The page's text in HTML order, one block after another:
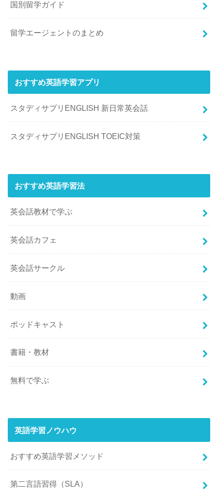
国別留学ガイド
留学エージェントのまとめ
おすすめ英語学習アプリ
スタディサプリENGLISH 新日常英会話
スタディサプリENGLISH TOEIC対策
おすすめ英語学習法
英会話教材で学ぶ
英会話カフェ
英会話サークル
動画
ポッドキャスト
書籍・教材
無料で学ぶ
英語学習ノウハウ
おすすめ英語学習メソッド
第二言語習得（SLA）